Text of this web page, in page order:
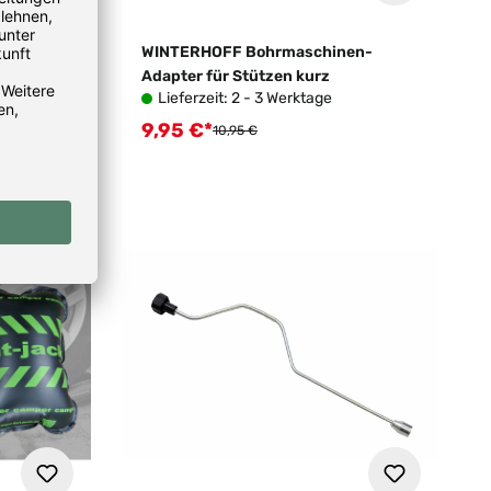
L
WINTERHOFF Bohrmaschinen-
Adapter für Stützen kurz
Lieferzeit: 2 - 3 Werktage
Verkaufspreis:
9,95 €*Regulärer Preis:
10,95 €